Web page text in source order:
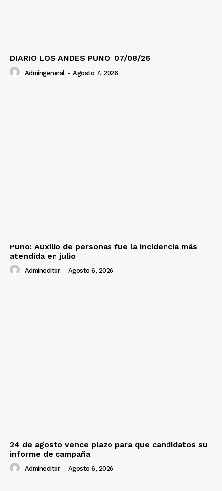
DIARIO LOS ANDES PUNO: 07/08/26
Admingeneral - Agosto 7, 2026
Puno: Auxilio de personas fue la incidencia más
atendida en julio
Admineditor - Agosto 6, 2026
24 de agosto vence plazo para que candidatos su
informe de campaña
Admineditor - Agosto 6, 2026